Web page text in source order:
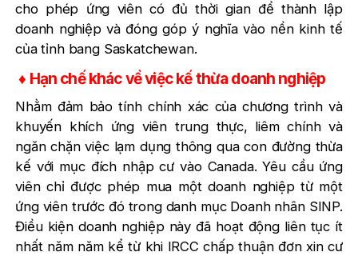
cho phép ứng viên có đủ thời gian để thành lập
doanh nghiệp và đóng góp ý nghĩa vào nền kinh tế
của tỉnh bang Saskatchewan.
♦ Hạn chế khác về việc kế thừa doanh nghiệp
Nhằm đảm bảo tính chính xác của chương trình và
khuyến khích ứng viên trung thực, liêm chính và
ngăn chặn việc lạm dụng thông qua con đường thừa
kế với mục đích nhập cư vào Canada. Yêu cầu ứng
viên chỉ được phép mua một doanh nghiệp từ một
ứng viên trước đó trong danh mục Doanh nhân SINP.
Điều kiện doanh nghiệp này đã hoạt động liên tục ít
nhất năm năm kể từ khi IRCC chấp thuận đơn xin cư